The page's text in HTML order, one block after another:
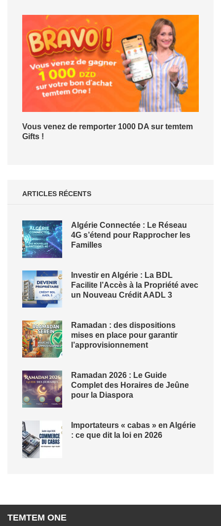
Vous venez de remporter 1000 DA sur temtem
Gifts !
ARTICLES RÉCENTS
Algérie Connectée : Le Réseau
4G s’étend pour Rapprocher les
Familles
Investir en Algérie : La BDL
Facilite l’Accès à la Propriété avec
un Nouveau Crédit AADL 3
Ramadan : des dispositions
mises en place pour garantir
l’approvisionnement
Ramadan 2026 : Le Guide
Complet des Horaires de Jeûne
pour la Diaspora
Importateurs « cabas » en Algérie
: ce que dit la loi en 2026
TEMTEM ONE